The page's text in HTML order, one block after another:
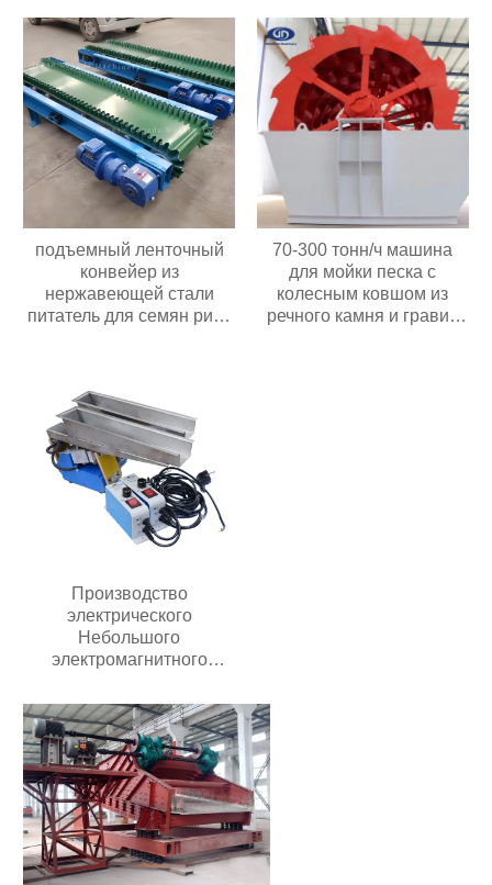
гранул
подъемный ленточный
конвейер из
нержавеющей стали
питатель для семян риса
фасоли
70-300 тонн/ч машина
для мойки песка с
колесным ковшом из
речного камня и гравия
Производство
электрического
Небольшого
электромагнитного
вибрирующего лоткового
питателя с контроллером